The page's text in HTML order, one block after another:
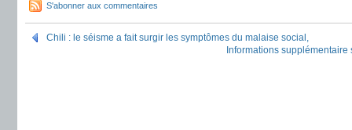
S'abonner aux commentaires
Chili : le séisme a fait surgir les symptômes du malaise social,
Informations